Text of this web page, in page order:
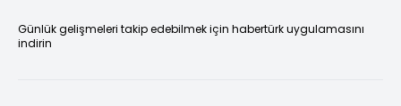
Günlük gelişmeleri takip edebilmek için habertürk uygulamasını
indirin